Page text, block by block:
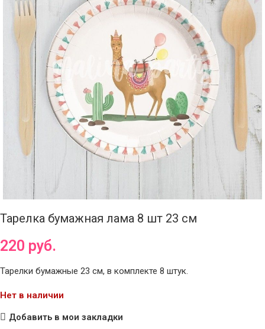
Тарелка бумажная лама 8 шт 23 см
220 руб.
Тарелки бумажные 23 см, в комплекте 8 штук.
Нет в наличии
Добавить в мои закладки